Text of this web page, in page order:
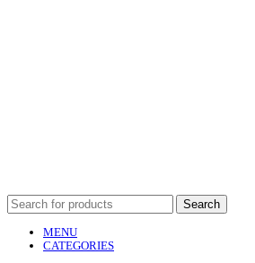
Search
MENU
CATEGORIES